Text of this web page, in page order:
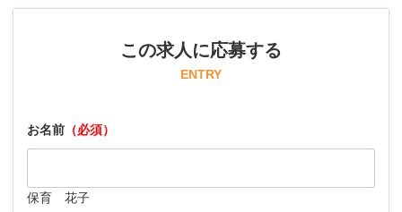
この求人に応募する
ENTRY
お名前 （必須）
保育 花子